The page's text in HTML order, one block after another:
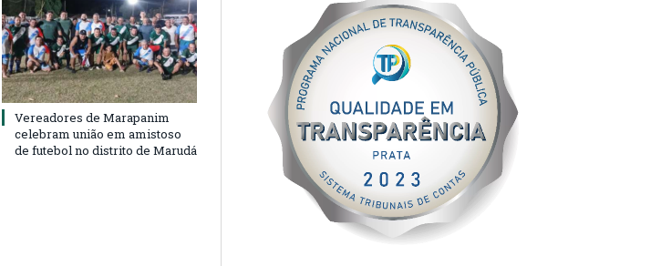
Vereadores de Marapanim
celebram união em amistoso
de futebol no distrito de Marudá